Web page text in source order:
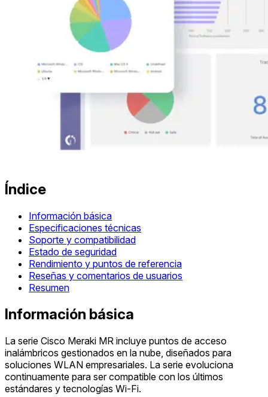
Índice
Información básica
Especificaciones técnicas
Soporte y compatibilidad
Estado de seguridad
Rendimiento y puntos de referencia
Reseñas y comentarios de usuarios
Resumen
Información básica
La serie Cisco Meraki MR incluye puntos de acceso
inalámbricos gestionados en la nube, diseñados para
soluciones WLAN empresariales. La serie evoluciona
continuamente para ser compatible con los últimos
estándares y tecnologías Wi-Fi.